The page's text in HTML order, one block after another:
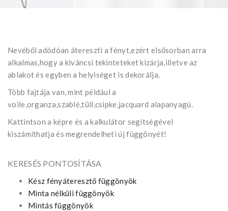
Nevéből adódóan átereszti a fényt,ezért elsősorban arra
alkalmas,hogy a kiváncsi tekinteteket kizárja,illetve az
ablakot és egyben a helyiséget is dekorálja.
Több fajtája van, mint például a
voile,organza,szablé,tüll,csipke,jacquard alapanyagú.
Kattintson a képre és a kalkulátor segítségével
kiszámíthatja és megrendelheti új függönyét!
KERESÉS PONTOSÍTÁSA
Kész fényáteresztő függönyök
Minta nélküli függönyök
Mintás függönyök